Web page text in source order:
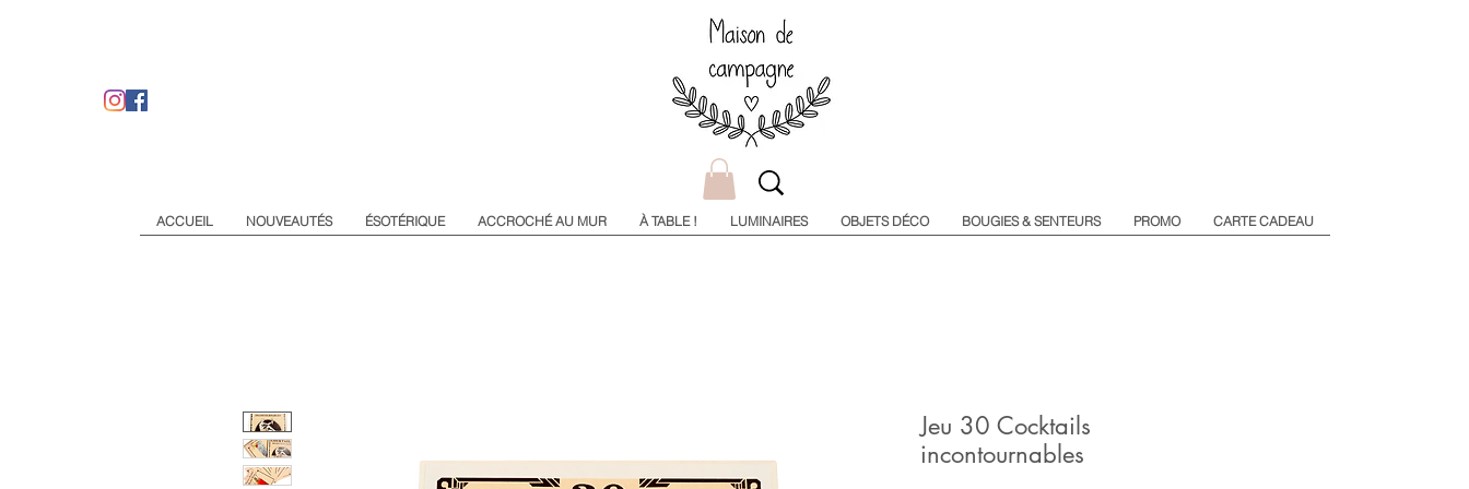
ACCUEIL NOUVEAUTÉS ÉSOTÉRIQUE ACCROCHÉ AU MUR À TABLE ! LUMINAIRES OBJETS DÉCO BOUGIES & SENTEURS PROMO CARTE CADEAU
Jeu 30 Cocktails
incontournables